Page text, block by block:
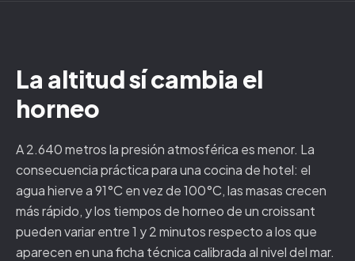
La altitud sí cambia el
horneo
A 2.640 metros la presión atmosférica es menor. La
consecuencia práctica para una cocina de hotel: el
agua hierve a 91°C en vez de 100°C, las masas crecen
más rápido, y los tiempos de horneo de un croissant
pueden variar entre 1 y 2 minutos respecto a los que
aparecen en una ficha técnica calibrada al nivel del mar.